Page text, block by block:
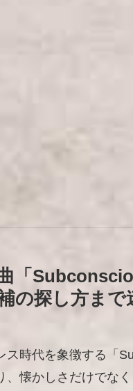
「
の探し方まで
ス時代を象徴する「
、懐かしさだけでな